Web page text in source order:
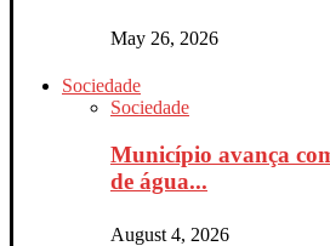
May 26, 2026
Sociedade
Sociedade
Município avança
de água...
August 4, 2026